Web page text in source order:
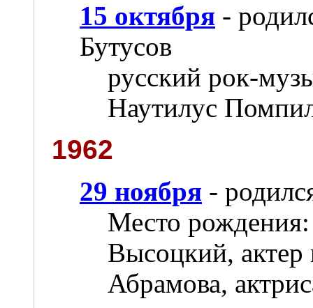
15 октября -
Бутусов
русский рок-
Наутилус
1962
29 ноября -
Место
Высоцкий,
Абрамова,